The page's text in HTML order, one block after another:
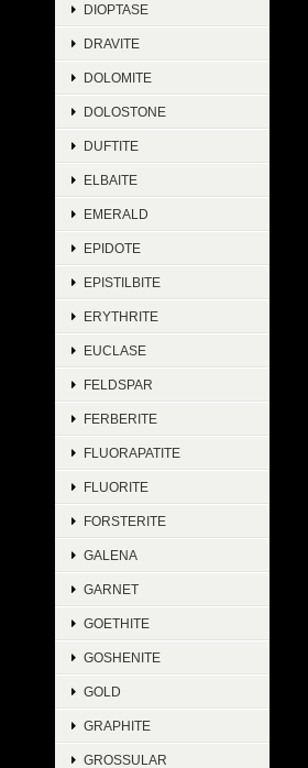
DIOPTASE
DRAVITE
DOLOMITE
DOLOSTONE
DUFTITE
ELBAITE
EMERALD
EPIDOTE
EPISTILBITE
ERYTHRITE
EUCLASE
FELDSPAR
FERBERITE
FLUORAPATITE
FLUORITE
FORSTERITE
GALENA
GARNET
GOETHITE
GOSHENITE
GOLD
GRAPHITE
GROSSULAR